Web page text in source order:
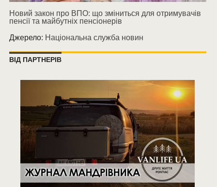
Новий закон про ВПО: що зміниться для отримувачів
пенсії та майбутніх пенсіонерів
Джерело: Національна служба новин
ВІД ПАРТНЕРІВ